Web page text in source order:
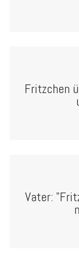
Fritzchen
Vater: